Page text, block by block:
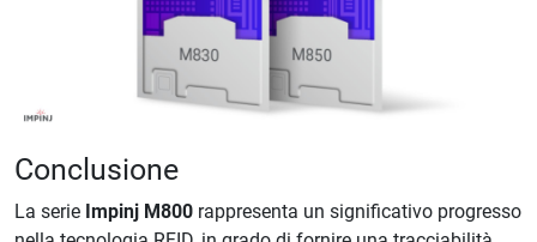
Conclusione
La serie Impinj M800 rappresenta un significativo progresso